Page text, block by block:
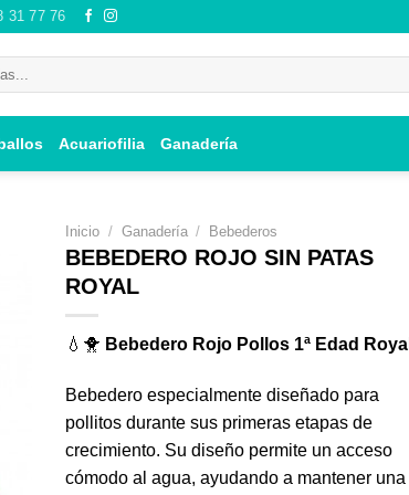
31 77 76
Acuariofilia Ganadería
Inicio / Ganadería / Bebederos
BEBEDERO ROJO SIN PATAS
ROYAL
💧🐥 Bebedero Rojo Pollos 1ª Edad Royal
Bebedero especialmente diseñado para
pollitos durante sus primeras etapas de
crecimiento. Su diseño permite un acceso
cómodo al agua, ayudando a mantener una